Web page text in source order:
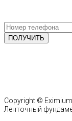
Copyright © Eximium
Ленточный